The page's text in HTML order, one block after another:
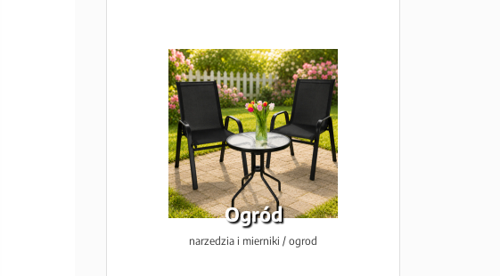
Ogród
narzedzia i mierniki / ogrod